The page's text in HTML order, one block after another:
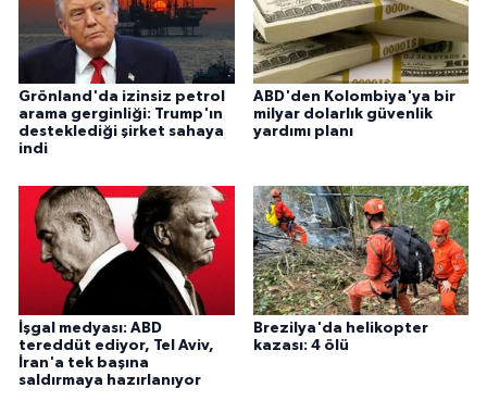
Grönland'da izinsiz petrol
arama gerginliği: Trump'ın
desteklediği şirket sahaya
indi
ABD'den Kolombiya'ya bir
milyar dolarlık güvenlik
yardımı planı
İşgal medyası: ABD
tereddüt ediyor, Tel Aviv,
İran'a tek başına
saldırmaya hazırlanıyor
Brezilya'da helikopter
kazası: 4 ölü